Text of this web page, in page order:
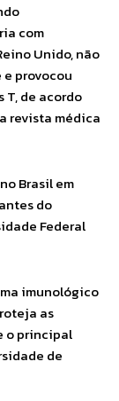
com
Unido, não
provocou
T, de acordo
revista médica
Brasil em
do
Federal
imunológico
as
o principal
de